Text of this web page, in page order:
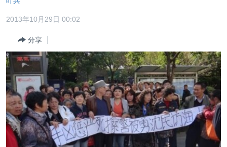
内
转
到
导
航
跳
转
到
台湾
港澳
国际
最新国际新闻
印太
中东
欧洲
非洲
分类新闻
经济·金融·贸易
人权·法律·宗教
科教·文娱·体健
军事
美中关系
热点专题
白宫要闻
国会报道
VOA视频
VOA今日焦点
2013年10月29日 00:02
分享